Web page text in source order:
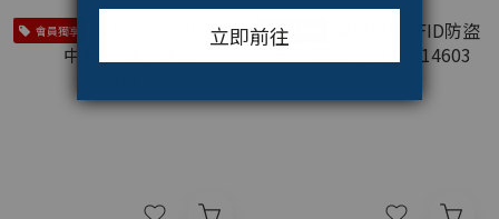
會員獨享 會員獨享